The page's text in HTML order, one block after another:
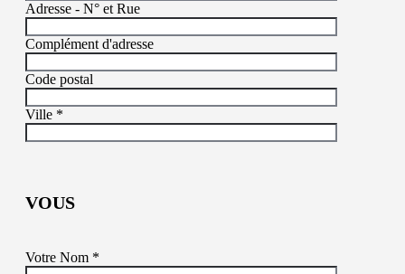
Adresse - N° et Rue
Complément d'adresse
Code postal
Ville *
VOUS
Votre Nom *